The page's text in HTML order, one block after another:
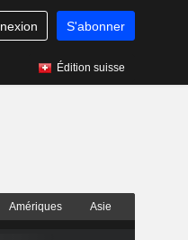
S'abonner
Édition suisse
Amériques Asie